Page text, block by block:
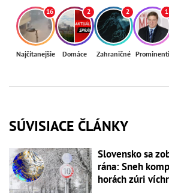
16
Najčítanejšie
2
Domáce
2
Zahraničné
1
Prominenti
SÚVISIACE ČLÁNKY
Slovensko sa
rána: Sneh
horách zúri